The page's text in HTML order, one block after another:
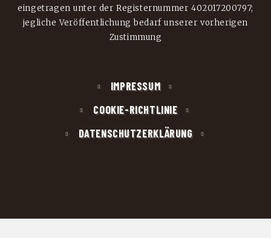
eingetragen unter der Registernummer 402017200797;
jegliche Veröffentlichung bedarf unserer vorherigen
Zustimmung
IMPRESSUM
COOKIE-RICHTLINIE
DATENSCHUTZERKLÄRUNG